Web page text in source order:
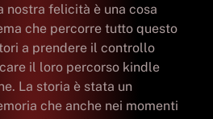
nostra felicità è una cosa
che percorre tutto questo
a prendere il controllo
il loro percorso kindle
La storia è stata un
che anche nei momenti